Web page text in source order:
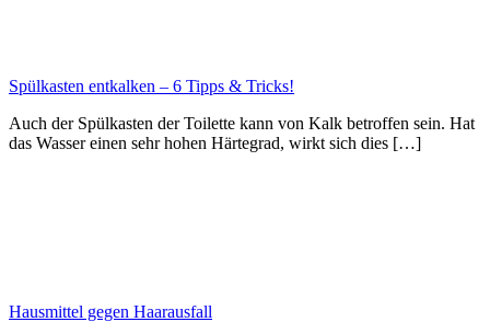
Spülkasten entkalken – 6 Tipps & Tricks!
Auch der Spülkasten der Toilette kann von Kalk betroffen sein. Hat
das Wasser einen sehr hohen Härtegrad, wirkt sich dies […]
Hausmittel gegen Haarausfall